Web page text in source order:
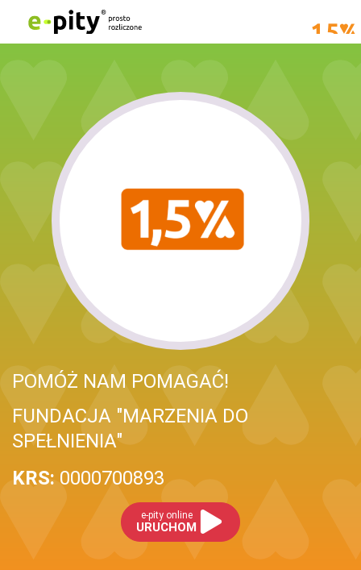
POMÓŻ NAM POMAGAĆ!
FUNDACJA "MARZENIA DO
SPEŁNIENIA"
KRS: 0000700893
e-pity online
URUCHOM